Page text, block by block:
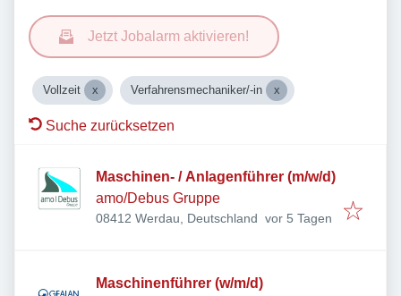
Jetzt Jobalarm aktivieren!
Vollzeit Verfahrensmechaniker/-in
Suche zurücksetzen
Maschinen- / Anlagenführer (m/w/d)
amo/Debus Gruppe
08412 Werdau, Deutschland Veröffentlicht
vor 5 Tagen
Maschinenführer (w/m/d)